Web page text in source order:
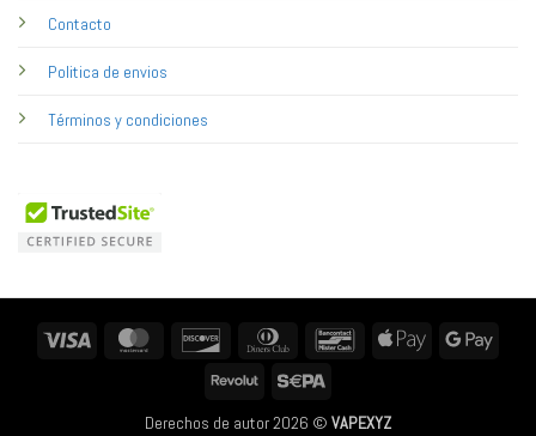
Contacto
Politica de envios
Términos y condiciones
Visa MasterCard Discover
Dinners
BancontactApple
Revolut
Derechos de autor 2026 © VAPEXYZ